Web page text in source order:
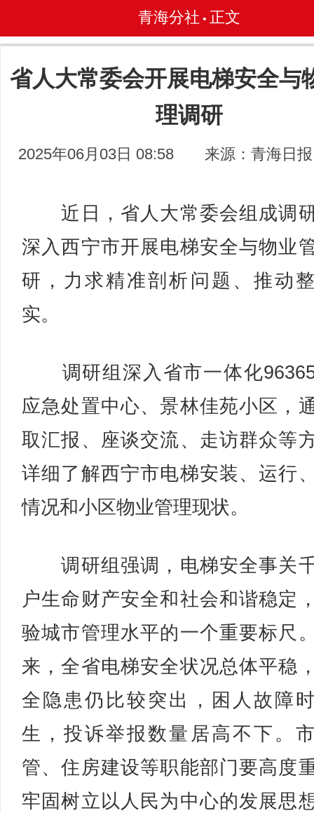
青海分社 • 正文
省人大常委会开展电梯安全与
理调研
2025年06月03日 08:58 来源：青海日报
近日，省人大常委会组成调
深入西宁市开展电梯安全与物业
研，力求精准剖析问题、推动
实。
调研组深入省市一体化
应急处置中心、景林佳苑小区，
取汇报、座谈交流、走访群众等
详细了解西宁市电梯安装、运行
情况和小区物业管理现状。
调研组强调，电梯安全事关
户生命财产安全和社会和谐稳定
验城市管理水平的一个重要标尺
来，全省电梯安全状况总体平稳
全隐患仍比较突出，困人故障
生，投诉举报数量居高不下。
管、住房建设等职能部门要高度
牢固树立以人民为中心的发展思